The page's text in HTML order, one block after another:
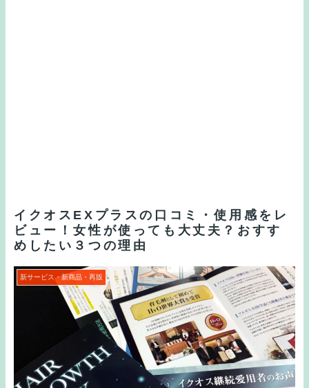
イクオスEXプラスの口コミ・使用感をレ
ビュー！女性が使っても大丈夫？おすす
めしたい３つの理由
新サービス・新商品・再販